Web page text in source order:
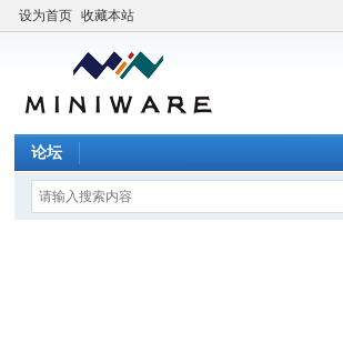
设为首页 收藏本站
论坛